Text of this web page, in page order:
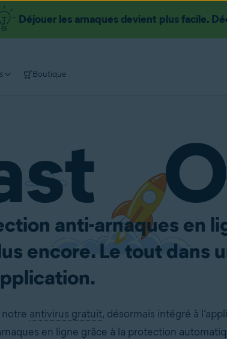
Déjouer les arnaques devient plus facile.
Boutique
anti-arnaques en
encore. Le tout dans
notre antivirus gratuit, désormais intégré à
en ligne grâce à la protection